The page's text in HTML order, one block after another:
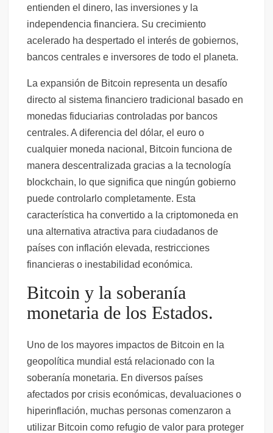
entienden el dinero, las inversiones y la
independencia financiera. Su crecimiento
acelerado ha despertado el interés de gobiernos,
bancos centrales e inversores de todo el planeta.
La expansión de Bitcoin representa un desafío
directo al sistema financiero tradicional basado en
monedas fiduciarias controladas por bancos
centrales. A diferencia del dólar, el euro o
cualquier moneda nacional, Bitcoin funciona de
manera descentralizada gracias a la tecnología
blockchain, lo que significa que ningún gobierno
puede controlarlo completamente. Esta
característica ha convertido a la criptomoneda en
una alternativa atractiva para ciudadanos de
países con inflación elevada, restricciones
financieras o inestabilidad económica.
Bitcoin y la soberanía
monetaria de los Estados.
Uno de los mayores impactos de Bitcoin en la
geopolítica mundial está relacionado con la
soberanía monetaria. En diversos países
afectados por crisis económicas, devaluaciones o
hiperinflación, muchas personas comenzaron a
utilizar Bitcoin como refugio de valor para proteger